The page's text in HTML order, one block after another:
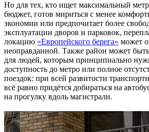
Но для тех, кто ищет максимальный
бюджет, готов мириться с менее
экономии или предпочитает более
эксплуатации дворов и парковок,
локацию «Европейского берега» может
неоправданной. Также район может
для людей, которым принципиально
доступность до метро или полное
поездок: при всей развитости
всё равно придётся добираться на
на прогулку вдоль магистрали.